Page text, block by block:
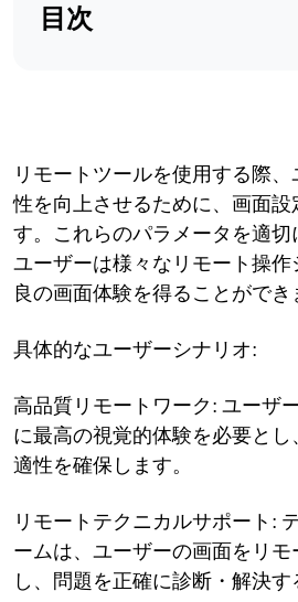
目次
リモートツールを使用する際
性を向上させるために、画面
す。これらのパラメータを適切
ユーザーは様々なリモート操
良の画面体験を得ることができ
具体的なユーザーシナリオ:
高品質リモートワーク: ユーザ
に最高の視覚的体験を必要と
適性を確保します。
リモートテクニカルサポート:
ームは、ユーザーの画面をリ
し、問題を正確に診断・解決す